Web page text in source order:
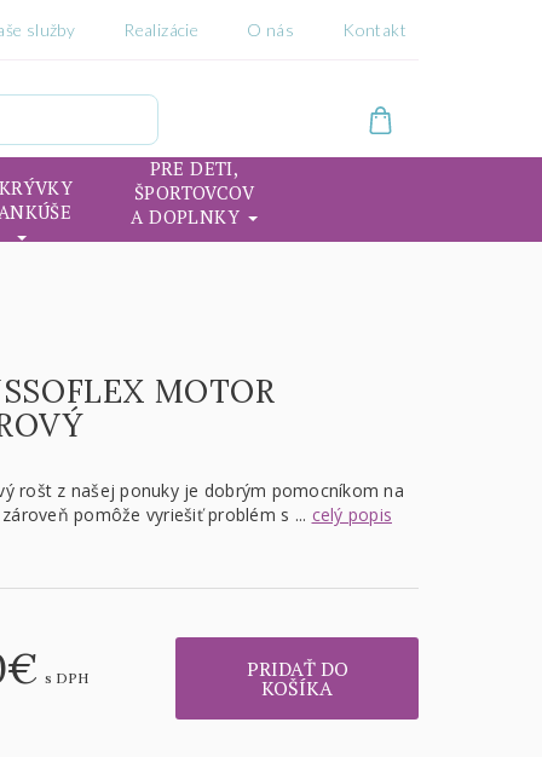
služby Realizácie O nás Kontakt
PRE DETI,
ŠPORTOVCOV
A DOPLNKY
MOTOR
rošt z našej ponuky je dobrým pomocníkom na
pomôže vyriešiť problém s ... celý popis
€ s DPH PRIDAŤ DO
KOŠÍKA